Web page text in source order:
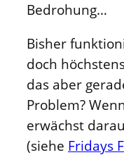
Bedrohung…
Bisher
doch
das aber
Problem?
erwächst
(siehe Fridays